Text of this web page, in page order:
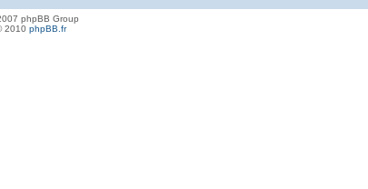
phpBB Group
2010 phpBB.fr